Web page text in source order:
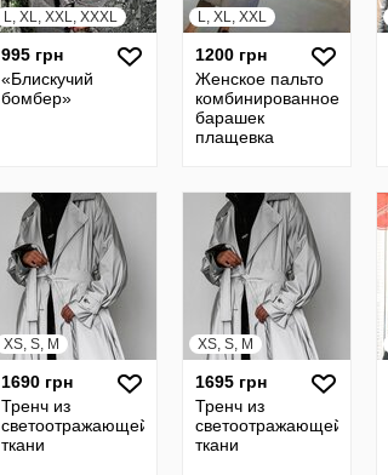
L, XL, XXL, XXXL
995 грн
«Блискучий
бомбер»
L, XL, XXL
1200 грн
Женское пальто
комбинированное
барашек
плащевка
XS, S, M
1690 грн
Тренч из
светоотражающей
ткани
XS, S, M
1695 грн
Тренч из
светоотражающей
ткани